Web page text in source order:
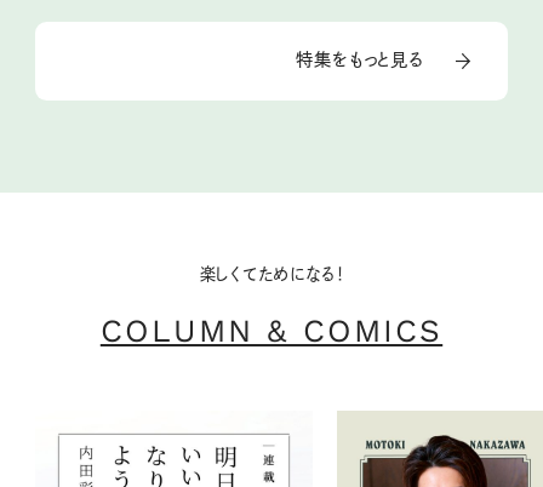
特集をもっと見る
楽しくてためになる！
COLUMN & COMICS